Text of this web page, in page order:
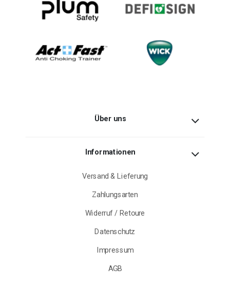
Über uns
Informationen
Versand & Lieferung
Zahlungsarten
Widerruf / Retoure
Datenschutz
Impressum
AGB